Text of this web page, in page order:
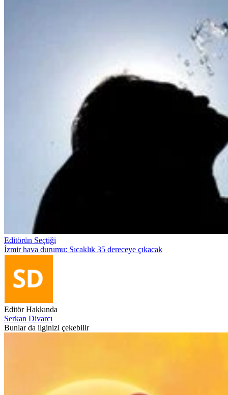
Editörün Seçtiği
İzmir hava durumu: Sıcaklık 35 dereceye çıkacak
Editör Hakkında
Serkan Divarcı
Bunlar da ilginizi çekebilir